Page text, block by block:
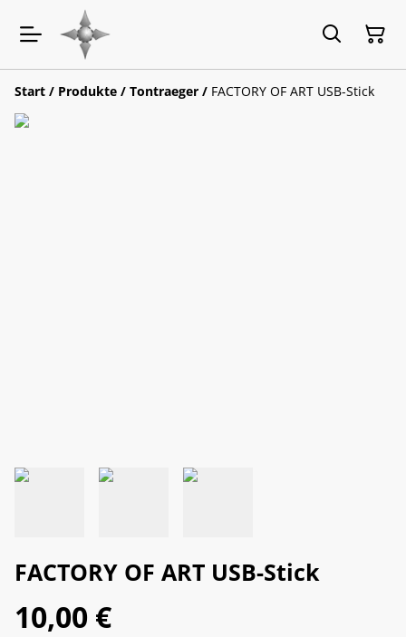
Start / Produkte / Tontraeger / FACTORY OF ART USB-Stick
FACTORY OF ART USB-Stick
10,00 €